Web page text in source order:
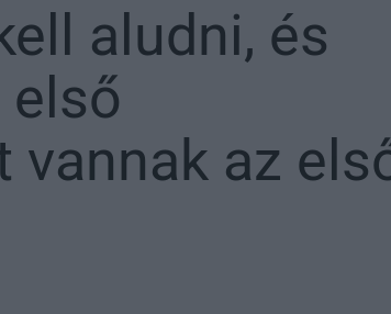
aludni, és
vannak az